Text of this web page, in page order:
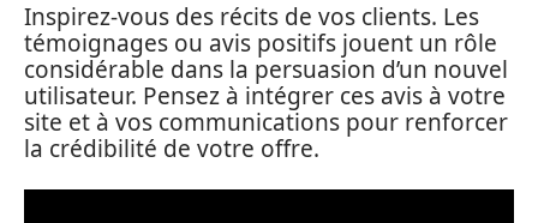
Inspirez-vous des récits de vos clients. Les
témoignages ou avis positifs jouent un rôle
considérable dans la persuasion d’un nouvel
utilisateur. Pensez à intégrer ces avis à votre
site et à vos communications pour renforcer
la crédibilité de votre offre.